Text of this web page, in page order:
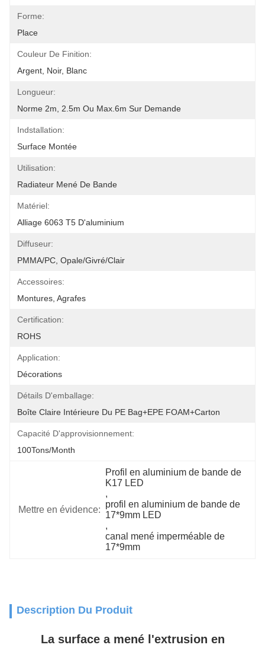
Forme:
Place
Couleur De Finition:
Argent, Noir, Blanc
Longueur:
Norme 2m, 2.5m Ou Max.6m Sur Demande
Indstallation:
Surface Montée
Utilisation:
Radiateur Mené De Bande
Matériel:
Alliage 6063 T5 D'aluminium
Diffuseur:
PMMA/PC, Opale/givré/clair
Accessoires:
Montures, Agrafes
Certification:
ROHS
Application:
Décorations
Détails D'emballage:
Boîte Claire Intérieure Du PE Bag+EPE FOAM+Carton
Capacité D'approvisionnement:
100Tons/Month
Mettre en évidence:
Profil en aluminium de bande de
K17 LED
,
profil en aluminium de bande de
17*9mm LED
,
canal mené imperméable de
17*9mm
Description Du Produit
La surface a mené l'extrusion en